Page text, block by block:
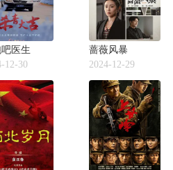
医生
12-30
蔷薇风暴
2024-12-29